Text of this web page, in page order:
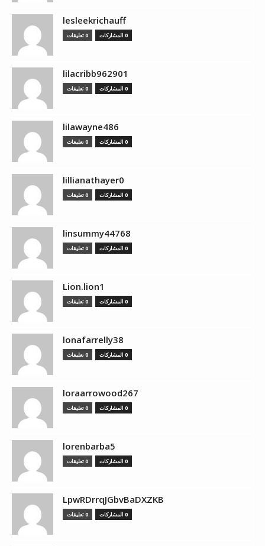
lesleekrichauff
0 المشاركات 0 تعليقات
lilacribb962901
0 المشاركات 0 تعليقات
lilawayne486
0 المشاركات 0 تعليقات
lillianathayer0
0 المشاركات 0 تعليقات
linsummy44768
0 المشاركات 0 تعليقات
Lion.lion1
0 المشاركات 0 تعليقات
lonafarrelly38
0 المشاركات 0 تعليقات
loraarrowood267
0 المشاركات 0 تعليقات
lorenbarba5
0 المشاركات 0 تعليقات
LpwRDrrqJGbvBaDXZKB
0 المشاركات 0 تعليقات